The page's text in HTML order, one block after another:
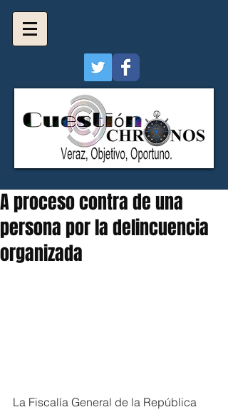
A proceso contra de una
persona por la delincuencia
organizada
La Fiscalía General de la República